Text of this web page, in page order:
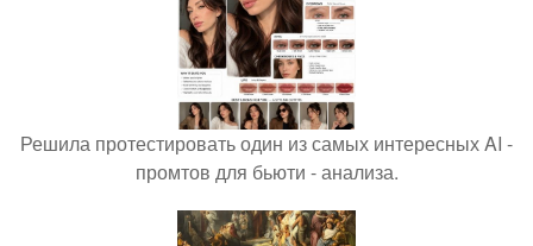
Решила протестировать один из самых интересных AI -
промтов для бьюти - анализа.